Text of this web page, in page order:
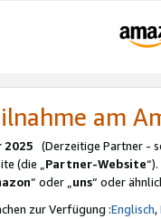
am
2025 (Derzeitige Partner -
(die „Partner-Website
“ oder „uns“ oder
zur Verfügung :Englisch,